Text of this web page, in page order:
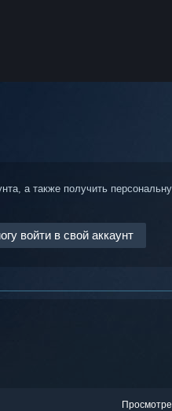
а также получить
войти в свой аккаунт